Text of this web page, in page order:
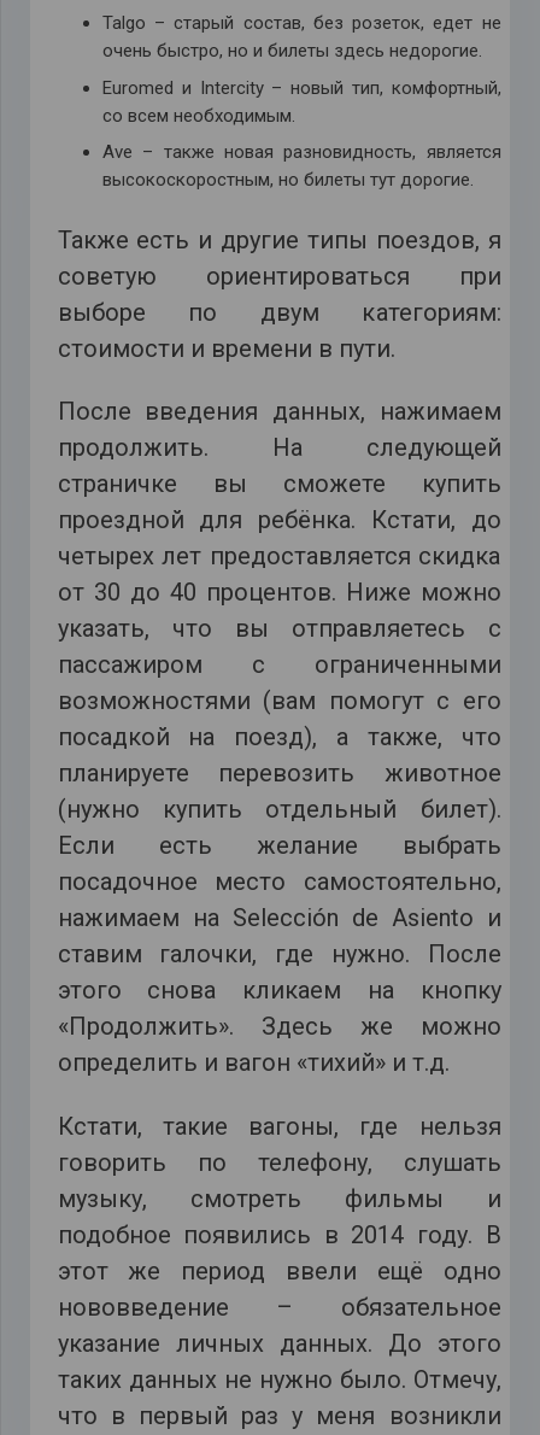
Talgo – старый состав, без розеток, едет не
очень быстро, но и билеты здесь недорогие.
Euromed и Intercity – новый тип, комфортный,
со всем необходимым.
Ave – также новая разновидность, является
высокоскоростным, но билеты тут дорогие.
Также есть и другие типы поездов, я
советую ориентироваться при
выборе по двум категориям:
стоимости и времени в пути.
После введения данных, нажимаем
продолжить. На следующей
страничке вы сможете купить
проездной для ребёнка. Кстати, до
четырех лет предоставляется скидка
от 30 до 40 процентов. Ниже можно
указать, что вы отправляетесь с
пассажиром с ограниченными
возможностями (вам помогут с его
посадкой на поезд), а также, что
планируете перевозить животное
(нужно купить отдельный билет).
Если есть желание выбрать
посадочное место самостоятельно,
нажимаем на Selección de Asiento и
ставим галочки, где нужно. После
этого снова кликаем на кнопку
«Продолжить». Здесь же можно
определить и вагон «тихий» и т.д.
Кстати, такие вагоны, где нельзя
говорить по телефону, слушать
музыку, смотреть фильмы и
подобное появились в 2014 году. В
этот же период ввели ещё одно
нововведение – обязательное
указание личных данных. До этого
таких данных не нужно было. Отмечу,
что в первый раз у меня возникли